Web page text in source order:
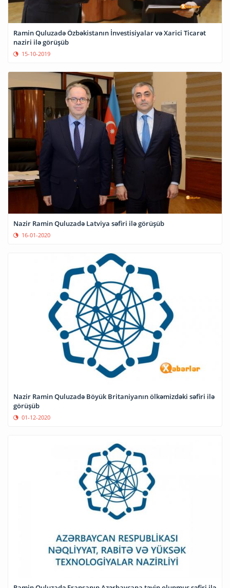
Ramin Quluzadə Özbəkistanın İnvestisiyalar və Xarici Ticarət
naziri ilə görüşüb
15-10-2019
Nazir Ramin Quluzadə Latviya səfiri ilə görüşüb
16-01-2020
Nazir Ramin Quluzadə Böyük Britaniyanın ölkəmizdəki səfiri ilə
görüşüb
01-12-2020